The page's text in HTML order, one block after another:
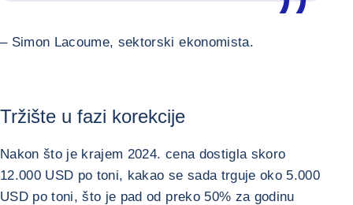
– Simon Lacoume, sektorski ekonomista.
Tržište u fazi korekcije
Nakon što je krajem 2024. cena dostigla skoro
12.000 USD po toni, kakao se sada trguje oko 5.000
USD po toni, što je pad od preko 50% za godinu